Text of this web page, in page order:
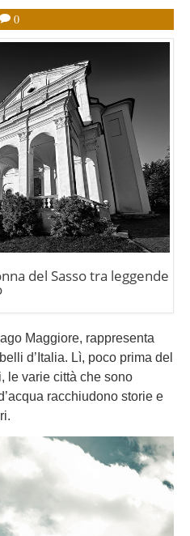
0
del Sasso tra leggende
Maggiore, rappresenta
d’Italia. Lì, poco prima del
le varie città che sono
racchiudono storie e